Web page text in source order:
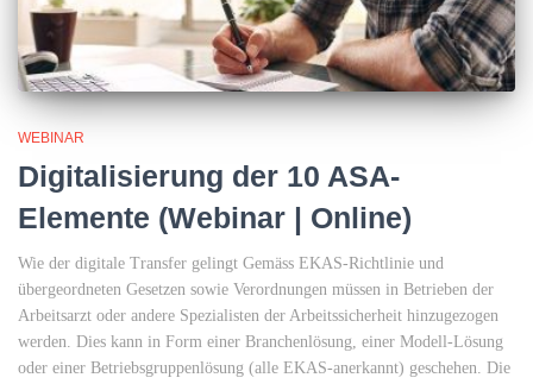
WEBINAR
Digitalisierung der 10 ASA-
Elemente (Webinar | Online)
Wie der digitale Transfer gelingt Gemäss EKAS-Richtlinie und
übergeordneten Gesetzen sowie Verordnungen müssen in Betrieben der
Arbeitsarzt oder andere Spezialisten der Arbeitssicherheit hinzugezogen
werden. Dies kann in Form einer Branchenlösung, einer Modell-Lösung
oder einer Betriebsgruppenlösung (alle EKAS-anerkannt) geschehen. Die